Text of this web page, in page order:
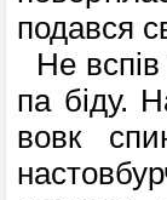
подався
Не вспів
па біду.
вовк